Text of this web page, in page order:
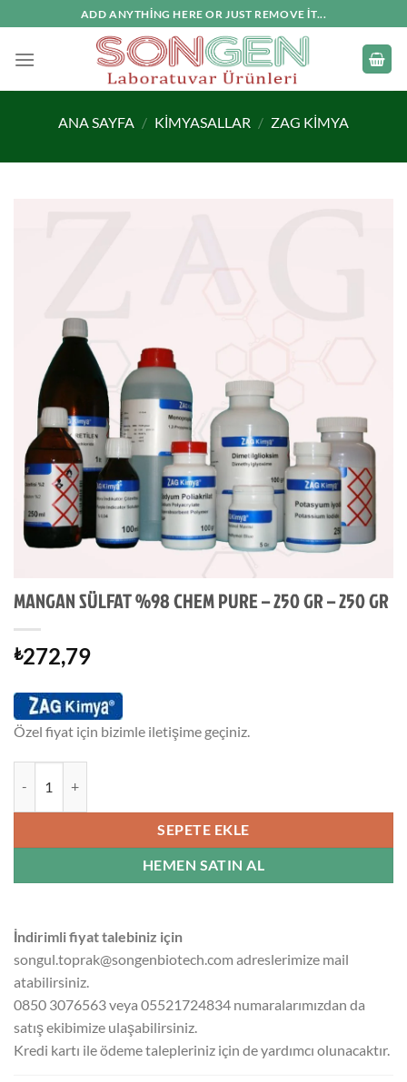
atla
ADD ANYTHING HERE OR JUST REMOVE IT...
ANA SAYFA / KIMYASALLAR / ZAG KIMYA
MANGAN SÜLFAT %98 CHEM PURE – 250 GR – 250 GR
₺272,79
Özel fiyat için bizimle iletişime geçiniz.
SEPETE EKLE
HEMEN SATIN AL
İndirimli fiyat talebiniz için
songul.toprak@songenbiotech.com adreslerimize mail
atabilirsiniz.
0850 3076563 veya 05521724834 numaralarımızdan da
satış ekibimize ulaşabilirsiniz.
Kredi kartı ile ödeme talepleriniz için de yardımcı olunacaktır.